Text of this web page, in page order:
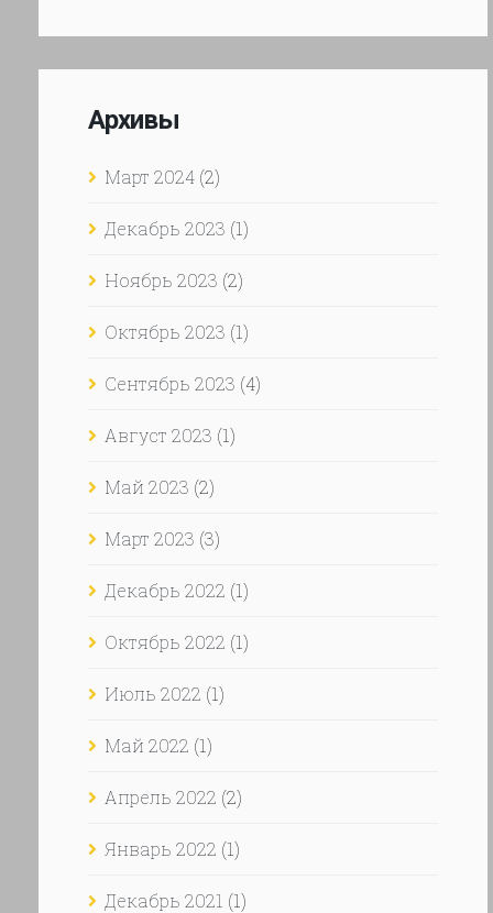
Архивы
Март 2024 (2)
Декабрь 2023 (1)
Ноябрь 2023 (2)
Октябрь 2023 (1)
Сентябрь 2023 (4)
Август 2023 (1)
Май 2023 (2)
Март 2023 (3)
Декабрь 2022 (1)
Октябрь 2022 (1)
Июль 2022 (1)
Май 2022 (1)
Апрель 2022 (2)
Январь 2022 (1)
Декабрь 2021 (1)